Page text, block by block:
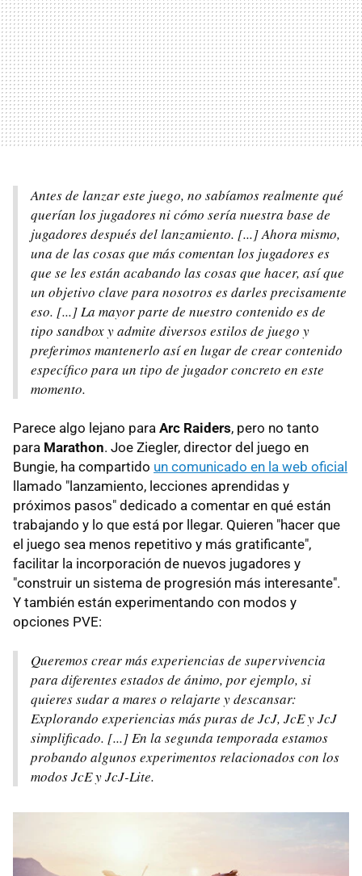
Antes de lanzar este juego, no sabíamos realmente qué
querían los jugadores ni cómo sería nuestra base de
jugadores después del lanzamiento. [...] Ahora mismo,
una de las cosas que más comentan los jugadores es
que se les están acabando las cosas que hacer, así que
un objetivo clave para nosotros es darles precisamente
eso. [...] La mayor parte de nuestro contenido es de
tipo sandbox y admite diversos estilos de juego y
preferimos mantenerlo así en lugar de crear contenido
específico para un tipo de jugador concreto en este
momento.
Parece algo lejano para Arc Raiders, pero no tanto
para Marathon. Joe Ziegler, director del juego en
Bungie, ha compartido un comunicado en la web oficial
llamado "lanzamiento, lecciones aprendidas y
próximos pasos" dedicado a comentar en qué están
trabajando y lo que está por llegar. Quieren "hacer que
el juego sea menos repetitivo y más gratificante",
facilitar la incorporación de nuevos jugadores y
"construir un sistema de progresión más interesante".
Y también están experimentando con modos y
opciones PVE:
Queremos crear más experiencias de supervivencia
para diferentes estados de ánimo, por ejemplo, si
quieres sudar a mares o relajarte y descansar:
Explorando experiencias más puras de JcJ, JcE y JcJ
simplificado. [...] En la segunda temporada estamos
probando algunos experimentos relacionados con los
modos JcE y JcJ-Lite.